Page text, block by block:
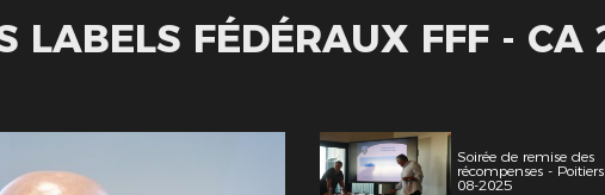
LABELS FÉDÉRAUX FFF - CA
Soirée de remise des
récompenses -
08-2025